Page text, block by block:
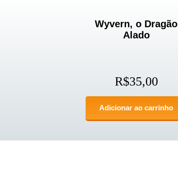
Wyvern, o Dragão
Alado
R$35,00
Adicionar ao carrinho